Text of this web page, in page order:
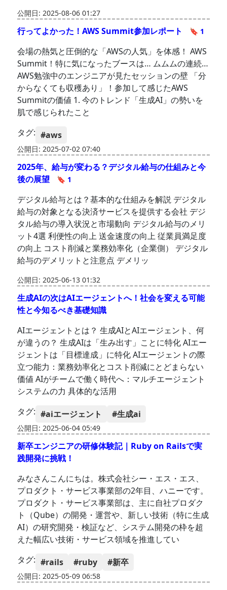
公開日: 2025-08-06 01:27
行ってよかった！AWS Summit参加レポート 🔖 1
会場の熱気と圧倒的な「AWSの人気」を体感！ AWS
Summit！特に気になったブースは… ムムムの連続…
AWS勉強中のエンジニアが見たセッションの壁 「分
からなくても収穫あり」！参加して感じたAWS
Summitの価値 1. 今のトレンド「生成AI」の勢いを
肌で感じられたこと
タグ: #aws
公開日: 2025-07-02 07:40
2025年、給与が変わる？デジタル給与の仕組みと今
後の展望
🔖 1
デジタル給与とは？基本的な仕組みを解説 デジタル
給与の対象となる決済サービスを提供する会社 デジ
タル給与の導入状況と市場動向 デジタル給与のメリ
ット4選 利便性の向上 送金速度の向上 従業員満足度
の向上 コスト削減と業務効率化（企業側） デジタル
給与のデメリットと注意点 デメリッ
公開日: 2025-06-13 01:32
生成AIの次はAIエージェントへ！社会を変える可能
性と今知るべき基礎知識
AIエージェントとは？ 生成AIとAIエージェント、何
が違うの？ 生成AIは「生み出す」ことに特化 AIエー
ジェントは「目標達成」に特化 AIエージェントの際
立つ能力：業務効率化とコスト削減にとどまらない
価値 AIがチームで働く時代へ：マルチエージェント
システムの力 具体的な活用
タグ: #aiエージェント #生成ai
公開日: 2025-06-04 05:49
新卒エンジニアの研修体験記｜Ruby on Railsで実
践開発に挑戦！
みなさんこんにちは。株式会社シー・エス・エス、
プロダクト・サービス事業部の2年目、ハニーです。
プロダクト・サービス事業部は、主に自社プロダク
ト（Qube）の開発・運営や、新しい技術（特に生成
AI）の研究開発・検証など、システム開発の枠を超
えた幅広い技術・サービス領域を推進してい
タグ: #rails #ruby #新卒
公開日: 2025-05-09 06:58